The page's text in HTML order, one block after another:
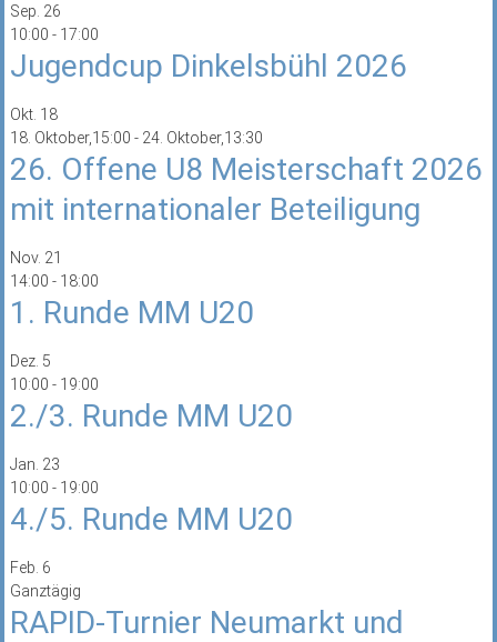
Sep. 26
10:00 - 17:00
Jugendcup Dinkelsbühl 2026
Okt. 18
18. Oktober,15:00 - 24. Oktober,13:30
26. Offene U8 Meisterschaft 2026
mit internationaler Beteiligung
Nov. 21
14:00 - 18:00
1. Runde MM U20
Dez. 5
10:00 - 19:00
2./3. Runde MM U20
Jan. 23
10:00 - 19:00
4./5. Runde MM U20
Feb. 6
Ganztägig
RAPID-Turnier Neumarkt und